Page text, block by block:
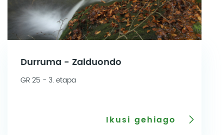
Durruma - Zalduondo
GR 25 - 3. etapa
Ikusi gehiago